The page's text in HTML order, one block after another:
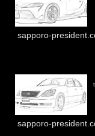
sapporo-
sapporo-